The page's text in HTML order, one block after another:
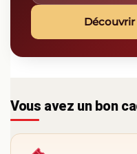
Découvrir
Vous avez un bon